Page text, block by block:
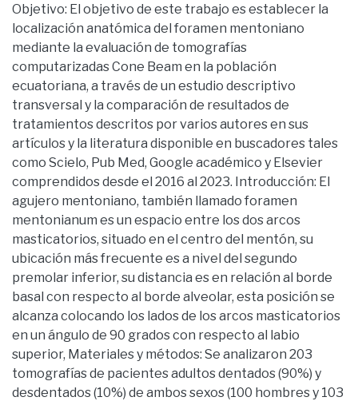
Objetivo: El objetivo de este trabajo es establecer la
localización anatómica del foramen mentoniano
mediante la evaluación de tomografías
computarizadas Cone Beam en la población
ecuatoriana, a través de un estudio descriptivo
transversal y la comparación de resultados de
tratamientos descritos por varios autores en sus
artículos y la literatura disponible en buscadores tales
como Scielo, Pub Med, Google académico y Elsevier
comprendidos desde el 2016 al 2023. Introducción: El
agujero mentoniano, también llamado foramen
mentonianum es un espacio entre los dos arcos
masticatorios, situado en el centro del mentón, su
ubicación más frecuente es a nivel del segundo
premolar inferior, su distancia es en relación al borde
basal con respecto al borde alveolar, esta posición se
alcanza colocando los lados de los arcos masticatorios
en un ángulo de 90 grados con respecto al labio
superior, Materiales y métodos: Se analizaron 203
tomografías de pacientes adultos dentados (90%) y
desdentados (10%) de ambos sexos (100 hombres y 103